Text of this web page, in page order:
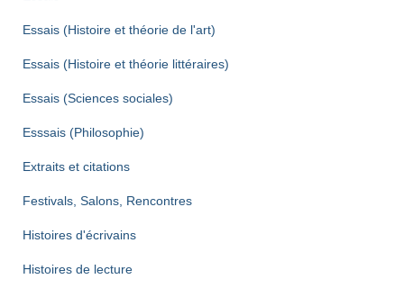
Essais (Histoire et théorie de l'art)
Essais (Histoire et théorie littéraires)
Essais (Sciences sociales)
Esssais (Philosophie)
Extraits et citations
Festivals, Salons, Rencontres
Histoires d'écrivains
Histoires de lecture